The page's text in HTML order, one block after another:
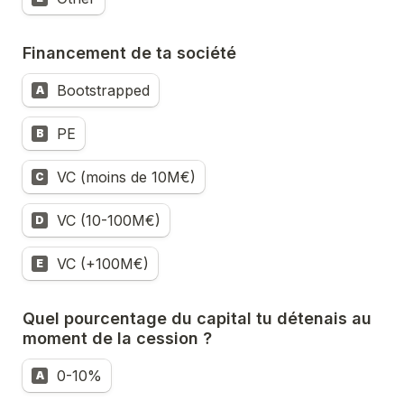
Financement de ta société
A Bootstrapped
B PE
C VC (moins de 10M€)
D VC (10-100M€)
E VC (+100M€)
Quel pourcentage du capital tu détenais au
moment de la cession ?
A 0-10%